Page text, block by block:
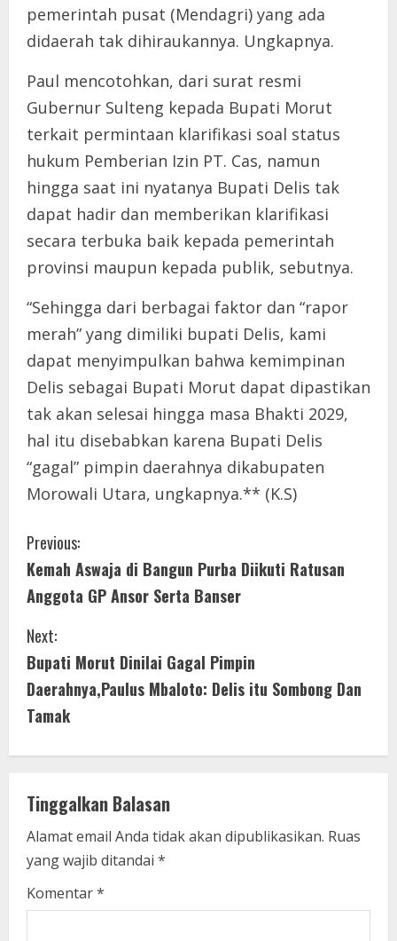
pemerintah pusat (Mendagri) yang ada
didaerah tak dihiraukannya. Ungkapnya.
Paul mencotohkan, dari surat resmi
Gubernur Sulteng kepada Bupati Morut
terkait permintaan klarifikasi soal status
hukum Pemberian Izin PT. Cas, namun
hingga saat ini nyatanya Bupati Delis tak
dapat hadir dan memberikan klarifikasi
secara terbuka baik kepada pemerintah
provinsi maupun kepada publik, sebutnya.
“Sehingga dari berbagai faktor dan “rapor
merah” yang dimiliki bupati Delis, kami
dapat menyimpulkan bahwa kemimpinan
Delis sebagai Bupati Morut dapat dipastikan
tak akan selesai hingga masa Bhakti 2029,
hal itu disebabkan karena Bupati Delis
“gagal” pimpin daerahnya dikabupaten
Morowali Utara, ungkapnya.** (K.S)
C
o
n
t
i
n
u
e
R
e
a
Previous:
Kemah Aswaja di Bangun Purba Diikuti Ratusan
Anggota GP Ansor Serta Banser
Next:
Bupati Morut Dinilai Gagal Pimpin
Daerahnya,Paulus Mbaloto: Delis itu Sombong Dan
Tamak
Tinggalkan Balasan
Alamat email Anda tidak akan dipublikasikan. Ruas
yang wajib ditandai *
Komentar*